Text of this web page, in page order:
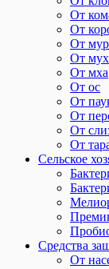
От
От
От
От мух
От мха
От ос
От
От
От
От
Сельское
Средства
От